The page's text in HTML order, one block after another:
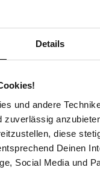
Details
und andere
zuverlässig
diese
Deinen
Social Media und
Die schokobraunen
kopfüber in eine
die während des
und Strukturen auf
anderen gleicht. Damit
passt auf den
ebenso gut wie auf
Loft.
cm